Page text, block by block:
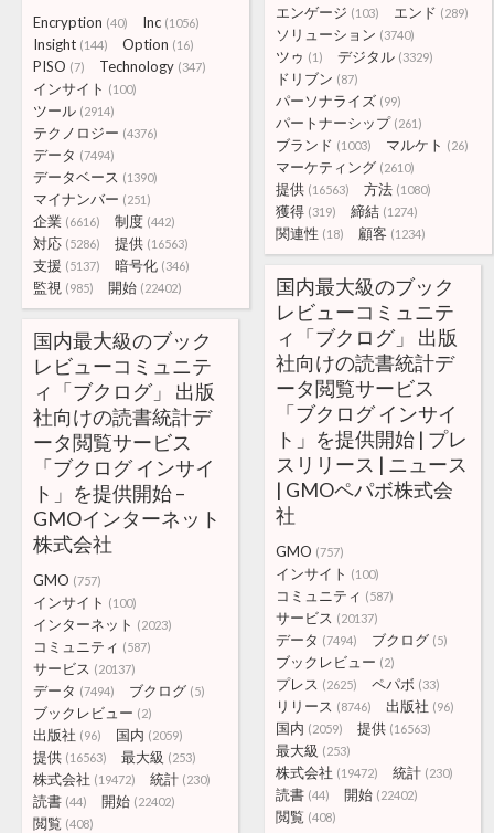
エンゲージ (103) エンド (289)
ソリューション (3740)
ツゥ (1) デジタル (3329)
ドリブン (87)
パーソナライズ (99)
パートナーシップ (261)
ブランド (1003) マルケト (26)
マーケティング (2610)
提供 (16563) 方法 (1080)
獲得 (319) 締結 (1274)
関連性 (18) 顧客 (1234)
Encryption (40) Inc (1056)
Insight (144) Option (16)
PISO (7) Technology (347)
インサイト (100)
ツール (2914)
テクノロジー (4376)
データ (7494)
データベース (1390)
マイナンバー (251)
企業 (6616) 制度 (442)
対応 (5286) 提供 (16563)
支援 (5137) 暗号化 (346)
監視 (985) 開始 (22402)
国内最大級のブック
レビューコミュニテ
ィ「ブクログ」 出版
社向けの読書統計デ
ータ閲覧サービス
「ブクログ インサイ
ト」を提供開始 | プレ
スリリース | ニュース
| GMOペパボ株式会
社
GMO (757)
インサイト (100)
コミュニティ (587)
サービス (20137)
データ (7494) ブクログ (5)
ブックレビュー (2)
プレス (2625) ペパボ (33)
リリース (8746) 出版社 (96)
国内 (2059) 提供 (16563)
最大級 (253)
株式会社 (19472) 統計 (230)
読書 (44) 開始 (22402)
閲覧 (408)
国内最大級のブック
レビューコミュニテ
ィ「ブクログ」 出版
社向けの読書統計デ
ータ閲覧サービス
「ブクログ インサイ
ト」を提供開始 –
GMOインターネット
株式会社
GMO (757)
インサイト (100)
インターネット (2023)
コミュニティ (587)
サービス (20137)
データ (7494) ブクログ (5)
ブックレビュー (2)
出版社 (96) 国内 (2059)
提供 (16563) 最大級 (253)
株式会社 (19472) 統計 (230)
読書 (44) 開始 (22402)
閲覧 (408)